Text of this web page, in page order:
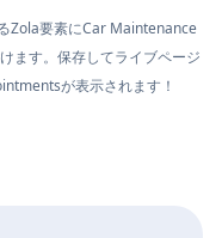
Zola要素にCar Maintenance
ます。保存してライブページ
が表示されます！